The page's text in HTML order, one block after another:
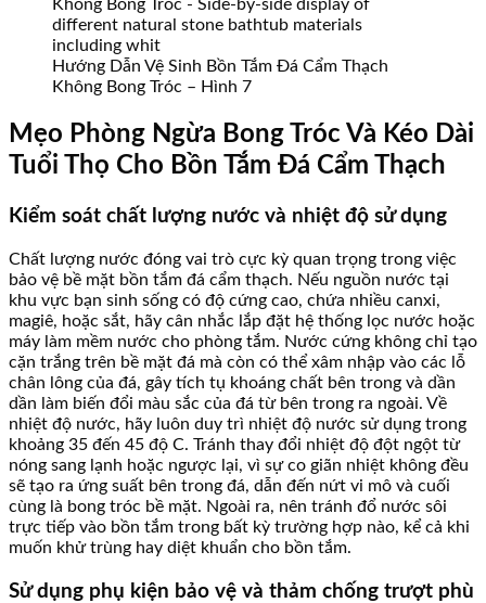
Hướng Dẫn Vệ Sinh Bồn Tắm Đá Cẩm Thạch
Không Bong Tróc – Hình 7
Mẹo Phòng Ngừa Bong Tróc Và Kéo Dài
Tuổi Thọ Cho Bồn Tắm Đá Cẩm Thạch
Kiểm soát chất lượng nước và nhiệt độ sử dụng
Chất lượng nước đóng vai trò cực kỳ quan trọng trong việc
bảo vệ bề mặt bồn tắm đá cẩm thạch. Nếu nguồn nước tại
khu vực bạn sinh sống có độ cứng cao, chứa nhiều canxi,
magiê, hoặc sắt, hãy cân nhắc lắp đặt hệ thống lọc nước hoặc
máy làm mềm nước cho phòng tắm. Nước cứng không chỉ tạo
cặn trắng trên bề mặt đá mà còn có thể xâm nhập vào các lỗ
chân lông của đá, gây tích tụ khoáng chất bên trong và dần
dần làm biến đổi màu sắc của đá từ bên trong ra ngoài. Về
nhiệt độ nước, hãy luôn duy trì nhiệt độ nước sử dụng trong
khoảng 35 đến 45 độ C. Tránh thay đổi nhiệt độ đột ngột từ
nóng sang lạnh hoặc ngược lại, vì sự co giãn nhiệt không đều
sẽ tạo ra ứng suất bên trong đá, dẫn đến nứt vi mô và cuối
cùng là bong tróc bề mặt. Ngoài ra, nên tránh đổ nước sôi
trực tiếp vào bồn tắm trong bất kỳ trường hợp nào, kể cả khi
muốn khử trùng hay diệt khuẩn cho bồn tắm.
Sử dụng phụ kiện bảo vệ và thảm chống trượt phù